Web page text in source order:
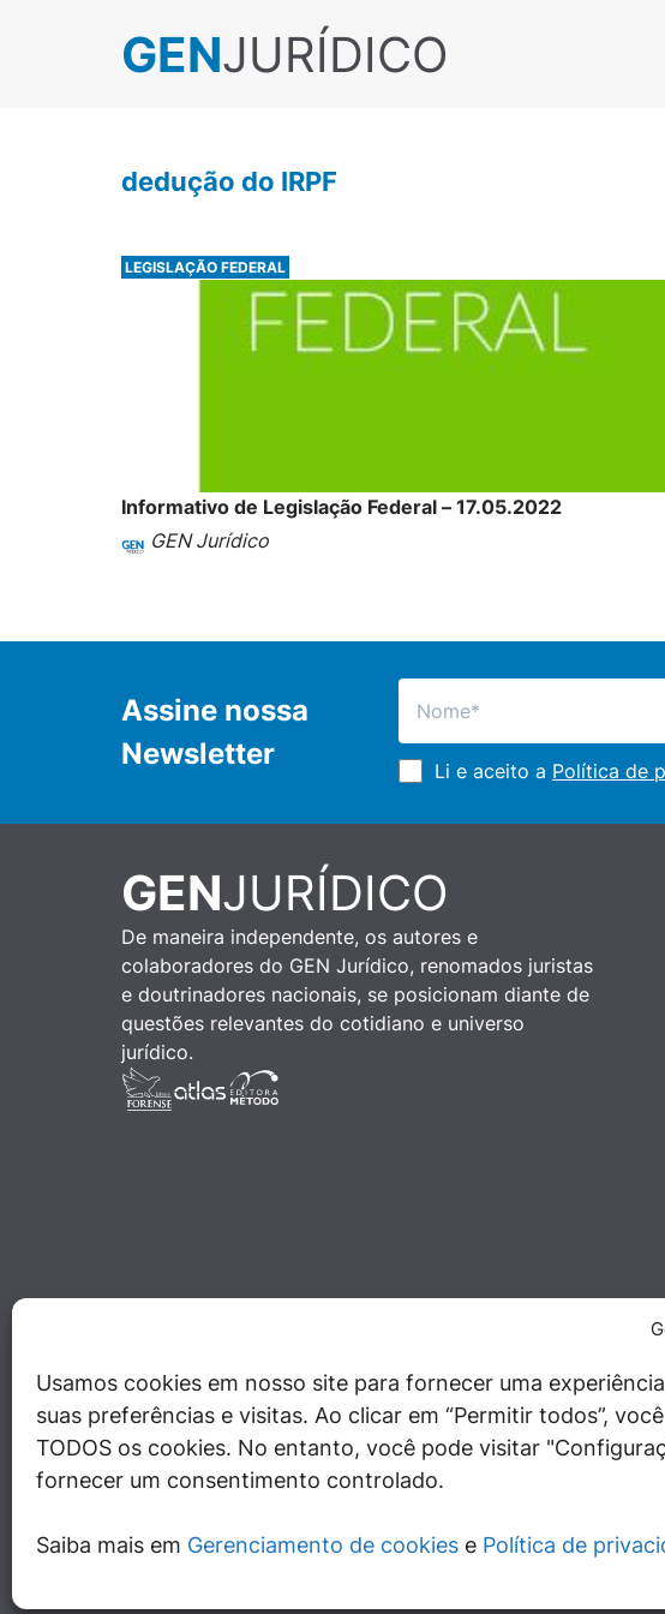
Usamos cookies em nosso site para fornecer uma
suas preferências e visitas. Ao clicar em “Permitir todos”,
TODOS os cookies. No entanto, você pode visitar
fornecer um consentimento controlado.
Saiba mais em Gerenciamento de cookies e Política de
GENJURÍDICO
dedução do IRPF
LEGISLAÇÃO FEDERAL
Informativo de Legislação Federal – 17.05.2022
GEN Jurídico
Assine nossa
Newsletter
Li e aceito a Política de
GENJURÍDICO
De maneira independente, os autores e
colaboradores do GEN Jurídico, renomados juristas
e doutrinadores nacionais, se posicionam diante de
questões relevantes do cotidiano e universo
jurídico.